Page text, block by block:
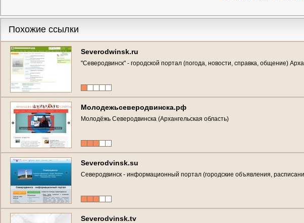
Похожие ссылки
Severodwinsk.ru
"Северодвинск" - городской портал (погода, новости, справка, общение)
Молодежьсеверодвинска.рф
Молодёжь Северодвинска (Архангельская область)
Severodvinsk.su
Северодвинск - информационный портал (городские объявления,
Severodvinsk.tv